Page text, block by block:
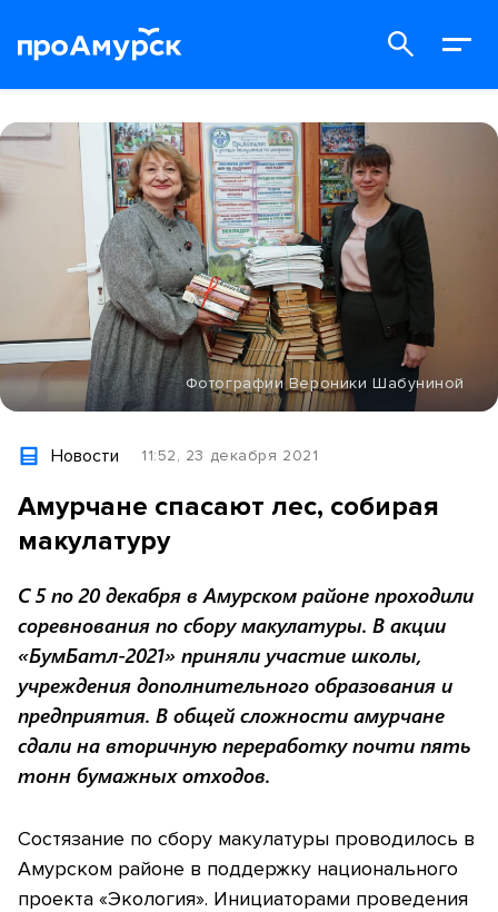
Фотографии Вероники Шабуниной
Новости 11:52, 23 декабря 2021
Амурчане спасают лес, собирая
макулатуру
С 5 по 20 декабря в Амурском районе проходили
соревнования по сбору макулатуры. В акции
«БумБатл-2021» приняли участие школы,
учреждения дополнительного образования и
предприятия. В общей сложности амурчане
сдали на вторичную переработку почти пять
тонн бумажных отходов.
Состязание по сбору макулатуры проводилось в
Амурском районе в поддержку национального
проекта «Экология». Инициаторами проведения